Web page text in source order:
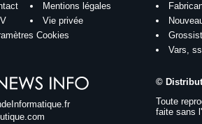
Mentions légales
Vie privée
Cookies
Vars,
©
Toute
faite sans